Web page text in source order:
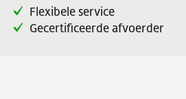
Flexibele service
Gecertificeerde afvoerder